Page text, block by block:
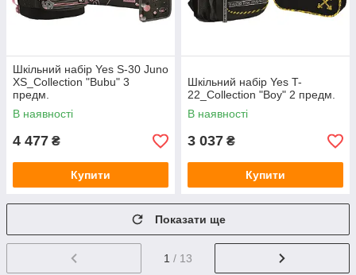
Шкільний набір Yes S-30 Juno
XS_Collection "Bubu" 3
предм.
В наявності
4 477 ₴
Купити
Шкільний набір Yes T-
22_Collection "Boy" 2 предм.
В наявності
3 037 ₴
Купити
Показати ще
1 / 13